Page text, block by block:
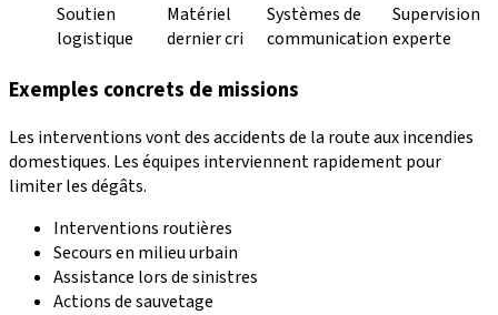
Soutien
logistique
Matériel
dernier cri
Systèmes de
communication
Supervision
experte
Exemples concrets de missions
Les interventions vont des accidents de la route aux incendies
domestiques. Les équipes interviennent rapidement pour
limiter les dégâts.
Interventions routières
Secours en milieu urbain
Assistance lors de sinistres
Actions de sauvetage